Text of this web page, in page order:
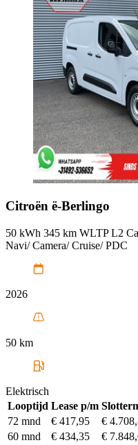
Citroën ë-Berlingo
50 kWh 345 km WLTP L2
Navi/ Camera/ Cruise/ PDC
2026
50 km
Elektrisch
Looptijd Lease p/m
72 mnd
€ 417,95
€
60 mnd
€ 434,35
€